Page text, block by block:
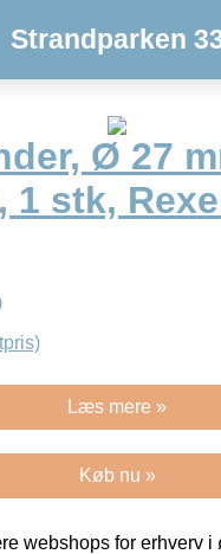
Strandparken
Ø 27
1 stk,
Læs mere »
Køb nu »
webshops for erhverv i